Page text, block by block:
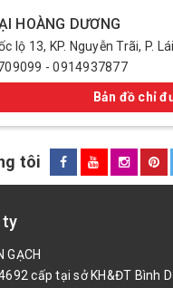
HOÀNG DƯƠNG
lộ 13, KP. Nguyễn Trãi, P.
-0914937877
Bản đồ chỉ
tôi
ty
GẠCH
cấp tại sở KH&ĐT Bình